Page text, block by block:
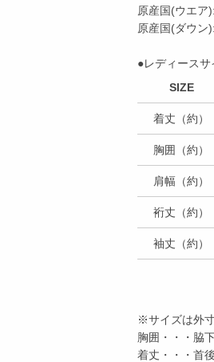
原産国(ウエア
原産国(ダウン
●レディースサ
SIZE
着丈（約）
胸囲（約）
肩幅（約）
裄丈（約）
袖丈（約）
※サイズは外
胸囲・・・脇
着丈・・・首